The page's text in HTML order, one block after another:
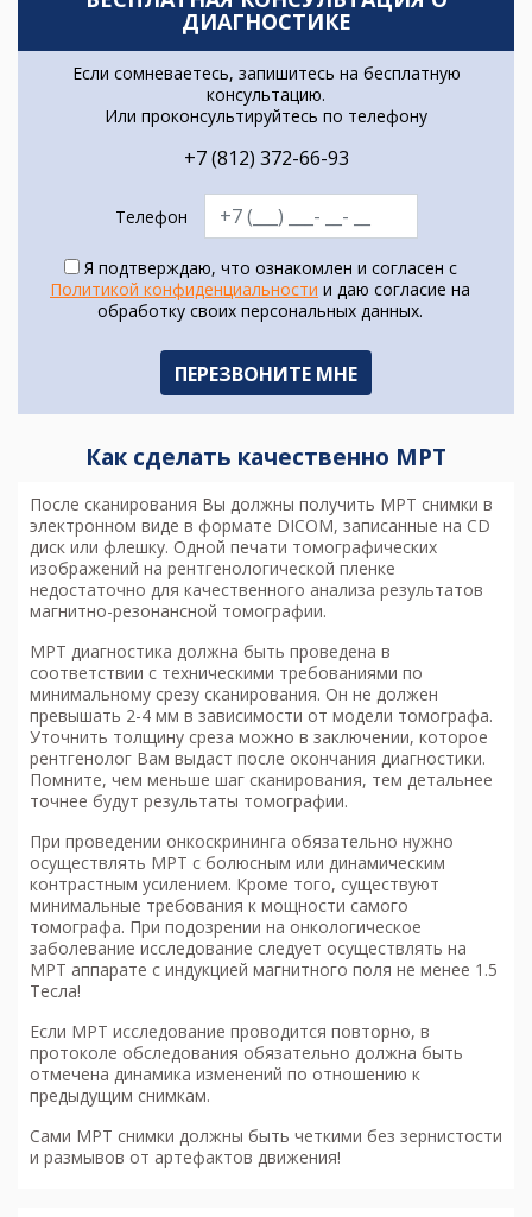
ДИАГНОСТИКЕ
Если сомневаетесь, запишитесь на бесплатную
консультацию.
Или проконсультируйтесь по телефону
+7 (812) 372-66-93
Телефон
Я подтверждаю, что ознакомлен и согласен с
Политикой конфиденциальности и даю согласие на
обработку своих персональных данных.
Как сделать качественно МРТ
После сканирования Вы должны получить МРТ снимки в
электронном виде в формате DICOM, записанные на CD
диск или флешку. Одной печати томографических
изображений на рентгенологической пленке
недостаточно для качественного анализа результатов
магнитно-резонансной томографии.
МРТ диагностика должна быть проведена в
соответствии с техническими требованиями по
минимальному срезу сканирования. Он не должен
превышать 2-4 мм в зависимости от модели томографа.
Уточнить толщину среза можно в заключении, которое
рентгенолог Вам выдаст после окончания диагностики.
Помните, чем меньше шаг сканирования, тем детальнее
точнее будут результаты томографии.
При проведении онкоскрининга обязательно нужно
осуществлять МРТ с болюсным или динамическим
контрастным усилением. Кроме того, существуют
минимальные требования к мощности самого
томографа. При подозрении на онкологическое
заболевание исследование следует осуществлять на
МРТ аппарате с индукцией магнитного поля не менее 1.5
Тесла!
Если МРТ исследование проводится повторно, в
протоколе обследования обязательно должна быть
отмечена динамика изменений по отношению к
предыдущим снимкам.
Сами МРТ снимки должны быть четкими без зернистости
и размывов от артефактов движения!